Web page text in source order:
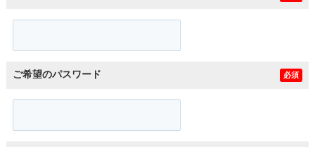
ご希望のパスワード 必須